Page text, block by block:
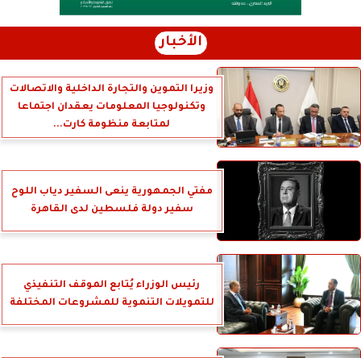
الأخبار
وزيرا التموين والتجارة الداخلية والاتصالات
وتكنولوجيا المعلومات يعقدان اجتماعا
لمتابعة منظومة كارت...
مفتي الجمهورية ينعى السفير دياب اللوح
سفير دولة فلسطين لدى القاهرة
رئيس الوزراء يُتابع الموقف التنفيذي
للتمويلات التنموية للمشروعات المختلفة